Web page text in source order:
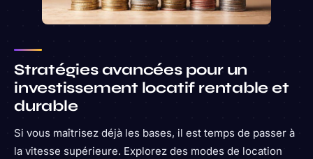
Stratégies avancées pour un
investissement locatif rentable et
durable
Si vous maîtrisez déjà les bases, il est temps de passer à
la vitesse supérieure. Explorez des modes de location